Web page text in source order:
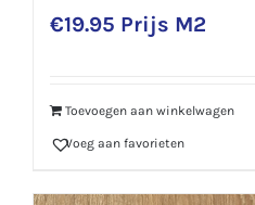
€19.95 Prijs M2
Toevoegen aan winkelwagen
Voeg aan favorieten